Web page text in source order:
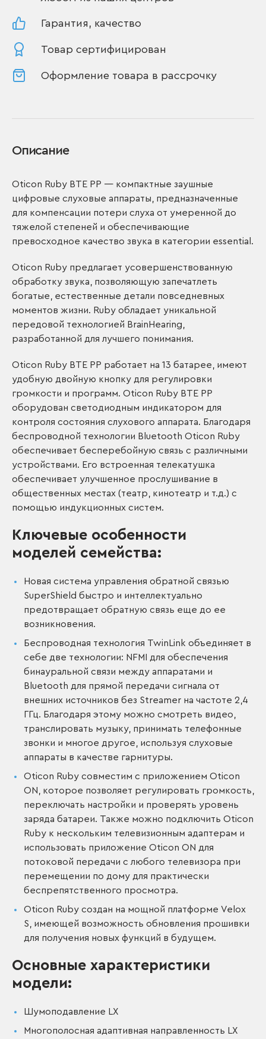
Гарантия, качество
Товар сертифицирован
Оформление товара в рассрочку
Описание
Oticon Ruby BTE PP — компактные заушные
цифровые слуховые аппараты, предназначенные
для компенсации потери слуха от умеренной до
тяжелой степеней и обеспечивающие
превосходное качество звука в категории essential.
Oticon Ruby предлагает усовершенствованную
обработку звука, позволяющую запечатлеть
богатые, естественные детали повседневных
моментов жизни. Ruby обладает уникальной
передовой технологией BrainHearing,
разработанной для лучшего понимания.
Oticon Ruby BTE PP работает на 13 батарее, имеют
удобную двойную кнопку для регулировки
громкости и программ. Oticon Ruby BTE PP
оборудован светодиодным индикатором для
контроля состояния слухового аппарата. Благодаря
беспроводной технологии Bluetooth Oticon Ruby
обеспечивает бесперебойную связь с различными
устройствами. Его встроенная телекатушка
обеспечивает улучшенное прослушивание в
общественных местах (театр, кинотеатр и т.д.) с
помощью индукционных систем.
Ключевые особенности
моделей семейства:
Новая система управления обратной связью
SuperShield быстро и интеллектуально
предотвращает обратную связь еще до ее
возникновения.
Беспроводная технология TwinLink объединяет в
себе две технологии: NFMI для обеспечения
бинауральной связи между аппаратами и
Bluetooth для прямой передачи сигнала от
внешних источников без Streamer на частоте 2,4
ГГц. Благодаря этому можно смотреть видео,
транслировать музыку, принимать телефонные
звонки и многое другое, используя слуховые
аппараты в качестве гарнитуры.
Oticon Ruby совместим с приложением Oticon
ON, которое позволяет регулировать громкость,
переключать настройки и проверять уровень
заряда батареи. Также можно подключить Oticon
Ruby к нескольким телевизионным адаптерам и
использовать приложение Oticon ON для
потоковой передачи с любого телевизора при
перемещении по дому для практически
беспрепятственного просмотра.
Oticon Ruby создан на мощной платформе Velox
S, имеющей возможность обновления прошивки
для получения новых функций в будущем.
Основные характеристики
модели:
Шумоподавление LX
Многополосная адаптивная направленность LX